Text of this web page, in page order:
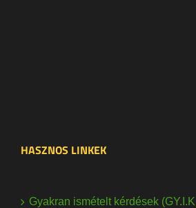
HASZNOS LINKEK
Gyakran ismételt kérdések